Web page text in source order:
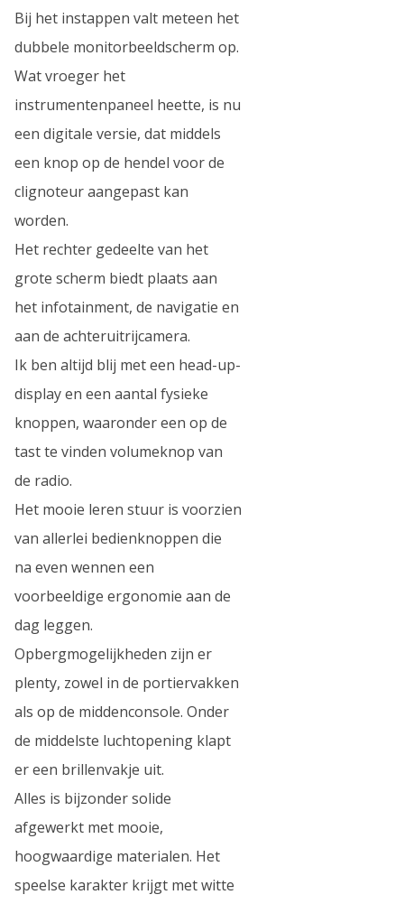
Bij het instappen valt meteen het
dubbele monitorbeeldscherm op.
Wat vroeger het
instrumentenpaneel heette, is nu
een digitale versie, dat middels
een knop op de hendel voor de
clignoteur aangepast kan
worden.
Het rechter gedeelte van het
grote scherm biedt plaats aan
het infotainment, de navigatie en
aan de achteruitrijcamera.
Ik ben altijd blij met een head-up-
display en een aantal fysieke
knoppen, waaronder een op de
tast te vinden volumeknop van
de radio.
Het mooie leren stuur is voorzien
van allerlei bedienknoppen die
na even wennen een
voorbeeldige ergonomie aan de
dag leggen.
Opbergmogelijkheden zijn er
plenty, zowel in de portiervakken
als op de middenconsole. Onder
de middelste luchtopening klapt
er een brillenvakje uit.
Alles is bijzonder solide
afgewerkt met mooie,
hoogwaardige materialen. Het
speelse karakter krijgt met witte